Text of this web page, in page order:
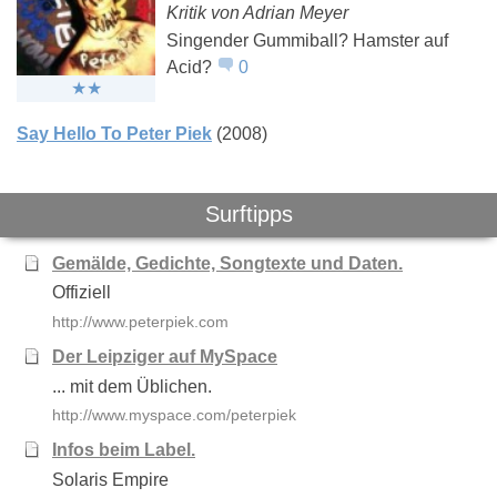
Kritik von Adrian Meyer
Singender Gummiball? Hamster auf
Acid?
0
Say Hello To Peter Piek (2008)
Surftipps
Gemälde, Gedichte, Songtexte und Daten.
Offiziell
http://www.peterpiek.com
Der Leipziger auf MySpace
... mit dem Üblichen.
http://www.myspace.com/peterpiek
Infos beim Label.
Solaris Empire